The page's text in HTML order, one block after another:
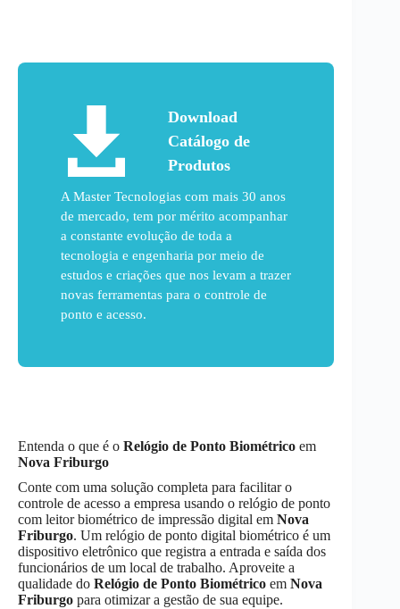
Download
Catálogo de
Produtos
A Master Tecnologias com mais 30 anos
de mercado, tem por mérito acompanhar
a constante evolução de toda a
tecnologia e engenharia por meio de
estudos e criações que nos levam a trazer
novas ferramentas para o controle de
ponto e acesso.
Entenda o que é o Relógio de Ponto Biométrico em
Nova Friburgo
Conte com uma solução completa para facilitar o
controle de acesso a empresa usando o relógio de ponto
com leitor biométrico de impressão digital em Nova
Friburgo. Um relógio de ponto digital biométrico é um
dispositivo eletrônico que registra a entrada e saída dos
funcionários de um local de trabalho. Aproveite a
qualidade do Relógio de Ponto Biométrico em Nova
Friburgo para otimizar a gestão de sua equipe.